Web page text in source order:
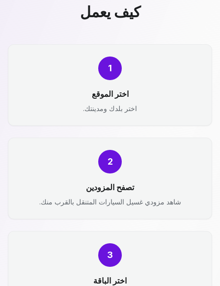
كيف يعمل
1
اختر الموقع
اختر بلدك ومدينتك.
2
تصفح المزودين
شاهد مزودي غسيل السيارات المتنقل بالقرب منك.
3
اختر الباقة